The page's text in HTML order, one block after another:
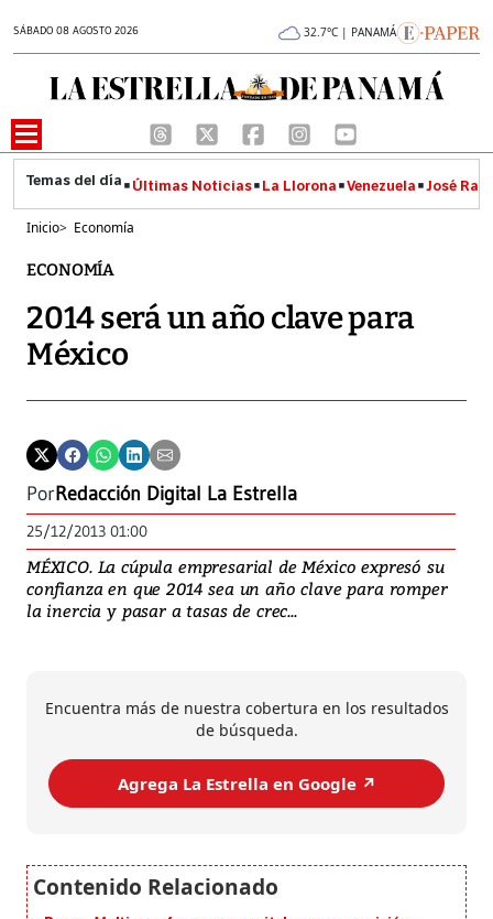
SÁBADO 08 AGOSTO 2026 32.7°C | PANAMÁ
Últimas Noticias La Llorona Venezuela José
Inicio> Economía
ECONOMÍA
2014 será un año clave para
México
PorRedacción Digital La Estrella
25/12/2013 01:00
MÉXICO. La cúpula empresarial de México expresó su
confianza en que 2014 sea un año clave para romper
la inercia y pasar a tasas de crec...
Encuentra más de nuestra cobertura en los resultados
de búsqueda.
Agrega La Estrella en Google ↗️